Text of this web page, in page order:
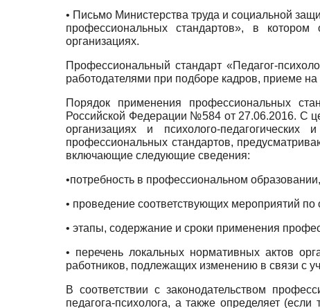
• Письмо Министерства труда и социальной
профессиональных стандартов», в
организациях.
Профессиональный стандарт «Педагог-
работодателями при подборе кадров, приеме на
Порядок применения профессиональных
Российской Федерации №584 от 27.06.2016. С
организациях и психолого-
профессиональных стандартов,
включающие следующие сведения:
•потребность в профессиональном
• проведение соответствующих мероприятий
• этапы, содержание и сроки применения
• перечень локальных нормативных актов
работников, подлежащих изменению в связи с
В соответствии с законодательством
педагога-психолога, а также определяет